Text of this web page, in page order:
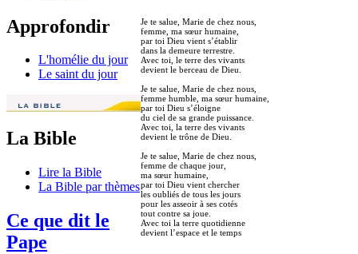
Approfondir
L'homélie du jour
Le saint du jour
La Bible
Lire la Bible
La Bible par thèmes
Ce que dit le
Pape
Je te salue, Marie de chez nous,
femme, ma sœur humaine,
par toi Dieu vient s’établir
dans la demeure terrestre.
Avec toi, le terre des vivants
devient le berceau de Dieu.
Je te salue, Marie de chez nous,
femme humble, ma sœur humaine,
par toi Dieu s’éloigne
du ciel de sa grande puissance.
Avec toi, la terre des vivants
devient le trône de Dieu.
Je te salue, Marie de chez nous,
femme de chaque jour,
ma sœur humaine,
par toi Dieu vient chercher
les oubliés de tous les jours
pour les asseoir à ses cotés
tout contre sa joue.
Avec toi la terre quotidienne
devient l’espace et le temps